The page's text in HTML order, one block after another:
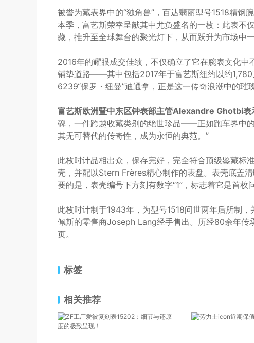
被誉为藏表界中的“独角兽”，百达翡丽型号1518精钢
本季，富艺斯荣幸呈献其中尤负盛名的一枚：此表不
藏，推升至全球舞台的聚光灯下，从而跃升为市场中
2016年的耀眼成交佳绩，不仅确立了它在腕表文化
铺垫道路——其中包括2017年于富艺斯纽约以约1,780
6239“保罗・纽曼”迪通拿，正是这一传奇浪潮中的璀
富艺斯欧洲暨中东区钟表部主管Alexandre Ghotbi表
碑，一件跨越收藏类别的绝世珍品——正如跑车界中
其无可替代的传奇性，成为永恒的典范。”
此枚时计品相出众，保存完好，完全符合顶级鉴藏
壳，并配以Stern Frères精心制作的表盘。表壳底盖
要的是，表壳编号下方刻有数字“1”，标志着它是首枚
此枚时计制于1943年，为型号1518问世两年后所制
佩斯的零售商Joseph Lang经手售出。历经80余年传
页。
标签
相关推荐